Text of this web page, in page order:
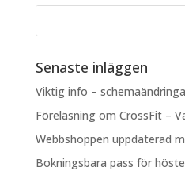
Senaste inläggen
Viktig info –
Föreläsning om CrossFit –
Webbshoppen uppdaterad
Bokningsbara pass för